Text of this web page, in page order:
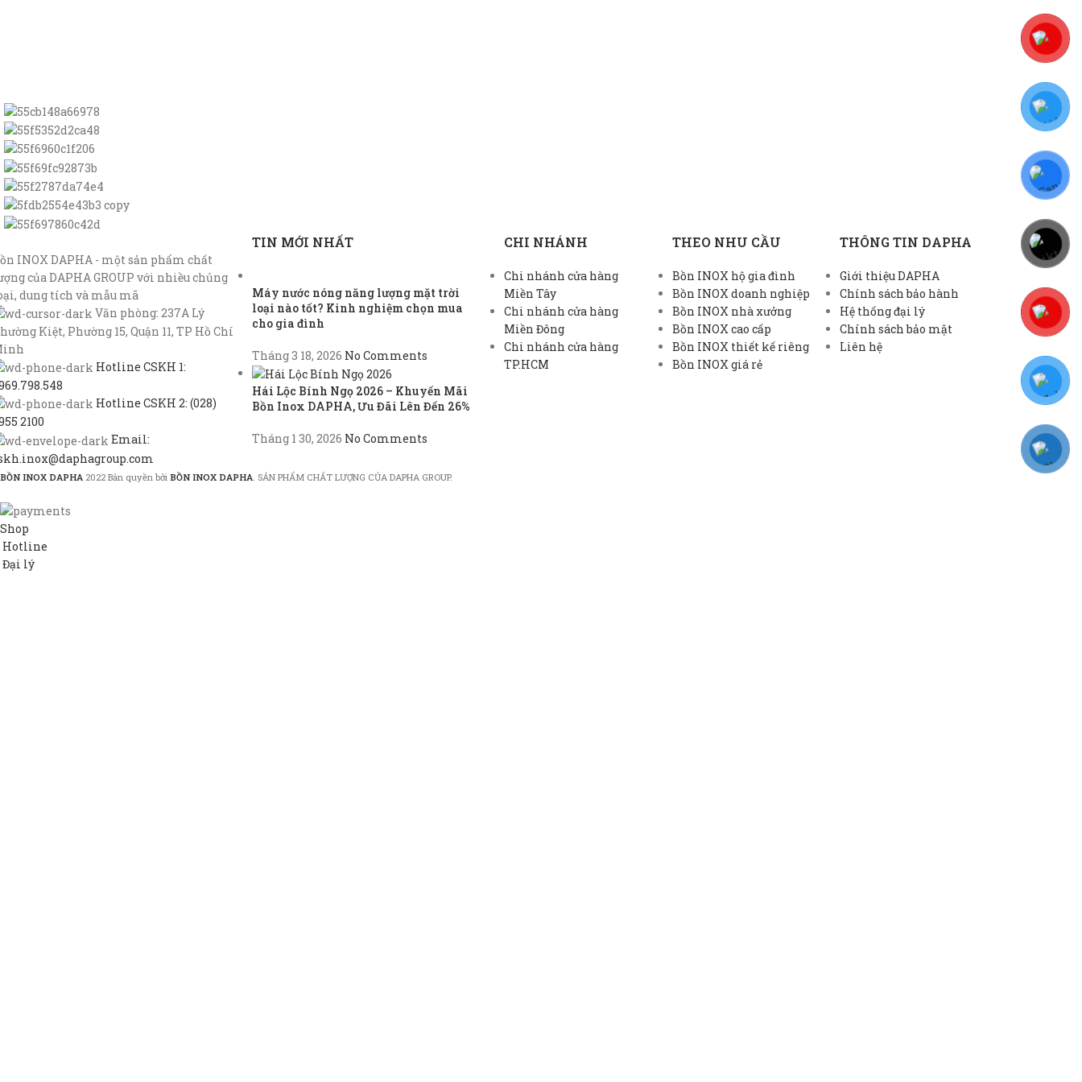
INOX DAPHA - một sản phẩm chất
của DAPHA GROUP với nhiều chủng
dung tích và mẫu mã
Văn phòng: 237A Lý
Kiệt, Phường 15, Quận 11, TP Hồ Chí
Hotline CSKH 1:
Hotline CSKH 2: (028)
2100
Email:
TIN MỚI NHẤT
Máy nước nóng năng lượng mặt trời
loại nào tốt? Kinh nghiệm chọn mua
cho gia đình
Tháng 3 18, 2026 No Comments
Hái Lộc Bính Ngọ 2026 – Khuyến Mãi
Bồn Inox DAPHA, Ưu Đãi Lên Đến 26%
Tháng 1 30, 2026 No Comments
CHI NHÁNH
Chi nhánh cửa hàng
Miền Tây
Chi nhánh cửa hàng
Miền Đông
Chi nhánh cửa hàng
TP.HCM
THEO NHU CẦU
Bồn INOX hộ gia đình
Bồn INOX doanh nghiệp
Bồn INOX nhà xưởng
Bồn INOX cao cấp
Bồn INOX thiết kế riêng
Bồn INOX giá rẻ
THÔNG TIN DAPHA
Giới thiệu DAPHA
Chính sách bảo hành
Hệ thống đại lý
Chính sách bảo mật
Liên hệ
BỒN INOX DAPHA 2022 Bản quyền bởi BỒN INOX DAPHA . SẢN PHẨM CHẤT LƯỢNG CỦA DAPHA GROUP.
Shop
Hotline
Đại lý